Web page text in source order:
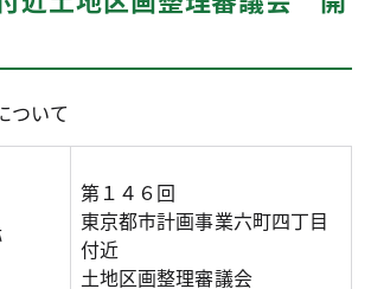
ついて
第１４６回
東京都市計画事業六町四丁目
付近
土地区画整理審議会